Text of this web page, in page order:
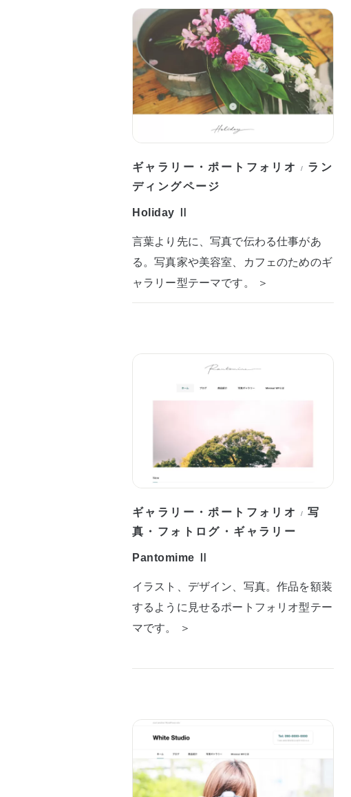
ギャラリー・ポートフォリオ / ラン
ディングページ
Holiday Ⅱ
言葉より先に、写真で伝わる仕事があ
る。写真家や美容室、カフェのためのギ
ャラリー型テーマです。 ＞
ギャラリー・ポートフォリオ /写
真・フォトログ・ギャラリー
Pantomime Ⅱ
イラスト、デザイン、写真。作品を額装
するように見せるポートフォリオ型テー
マです。 ＞